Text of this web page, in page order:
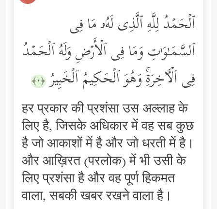
ٱلۡحَمۡدُ لِلَّهِ ٱلَّذِی لَهُۥ مَا فِی
ٱلسَّمَـٰوَ ٰ⁠تِ وَمَا فِی ٱلۡأَرۡضِ وَلَهُ ٱلۡحَمۡدُ
فِی ٱلۡـَٔاخِرَةِۚ وَهُوَ ٱلۡحَكِیمُ ٱلۡخَبِیرُ ﴿١﴾
हर प्रकार की प्रशंसा उस अल्लाह के
लिए है, जिसके अधिकार में वह सब कुछ
है जो आकाशों में है और जो धरती में है।
और आख़िरत (परलोक) में भी उसी के
लिए प्रशंसा है और वह पूर्ण हिकमत
वाला, सबकी खबर रखने वाला है।